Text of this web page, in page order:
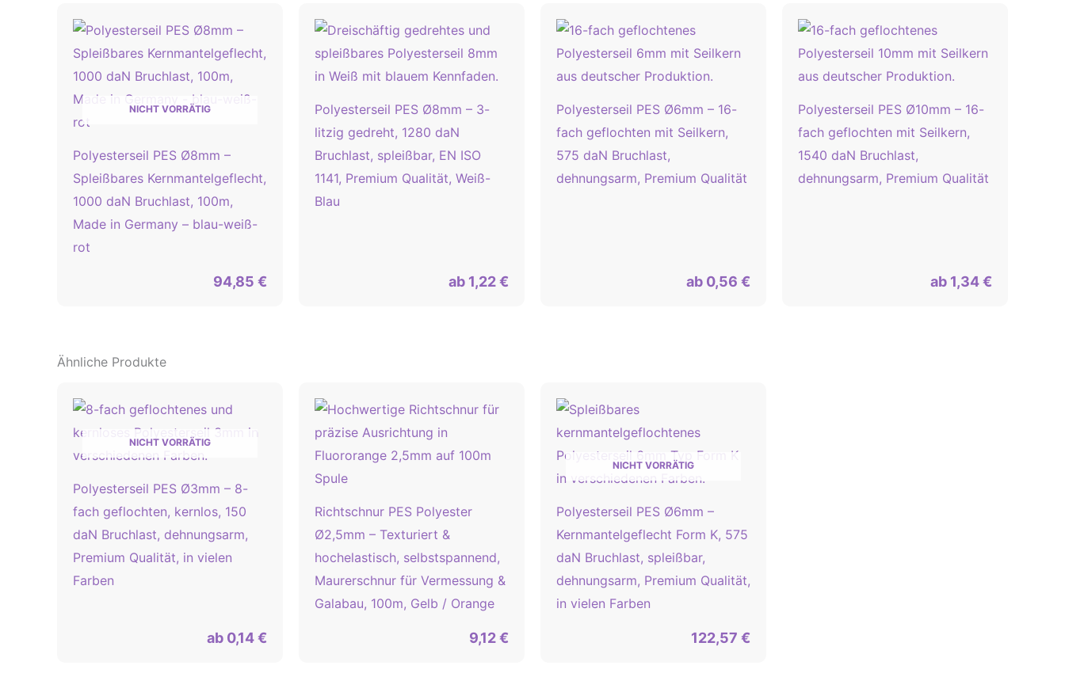
NICHT VORRÄTIG
Polyesterseil PES Ø8mm –
Spleißbares Kernmantelgeflecht,
1000 daN Bruchlast, 100m,
Made in Germany – blau-weiß-
rot
94,85 €
Polyesterseil PES Ø8mm – 3-
litzig gedreht, 1280 daN
Bruchlast, spleißbar, EN ISO
1141, Premium Qualität, Weiß-
Blau
ab 1,22€
Polyesterseil PES Ø6mm – 16-
fach geflochten mit Seilkern,
575 daN Bruchlast,
dehnungsarm, Premium Qualität
ab 0,56 €
Polyesterseil PES Ø10mm – 16-
fach geflochten mit Seilkern,
1540 daN Bruchlast,
dehnungsarm, Premium Qualität
ab 1,34€
Ähnliche Produkte
NICHT VORRÄTIG
Polyesterseil PES Ø3mm – 8-
fach geflochten, kernlos, 150
daN Bruchlast, dehnungsarm,
Premium Qualität, in vielen
Farben
ab 0,14€
Richtschnur PES Polyester
Ø2,5mm – Texturiert &
hochelastisch, selbstspannend,
Maurerschnur für Vermessung &
Galabau, 100m, Gelb / Orange
9,12€
NICHT VORRÄTIG
Polyesterseil PES Ø6mm –
Kernmantelgeflecht Form K, 575
daN Bruchlast, spleißbar,
dehnungsarm, Premium Qualität,
in vielen Farben
122,57 €